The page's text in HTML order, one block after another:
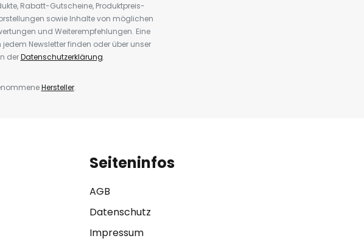
Rabatt-Gutscheine, Produktpreis-
sowie Inhalte von möglichen
und Weiterempfehlungen. Eine
Newsletter finden oder über unser
derDatenschutzerklärung.
Hersteller.
Seiteninfos
AGB
Datenschutz
Impressum